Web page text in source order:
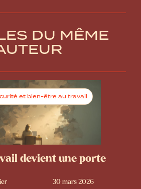
DU MÊME
et bien-être au travail
devient une porte
30 mars 2026